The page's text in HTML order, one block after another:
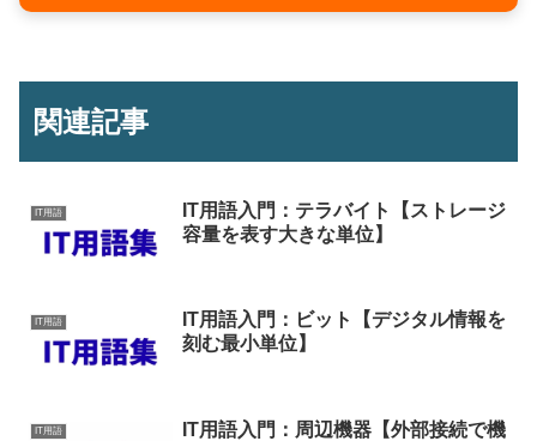
関連記事
IT用語
IT用語入門：テラバイト【ストレージ
容量を表す大きな単位】
IT用語
IT用語入門：ビット【デジタル情報を
刻む最小単位】
IT用語
IT用語入門：周辺機器【外部接続で機